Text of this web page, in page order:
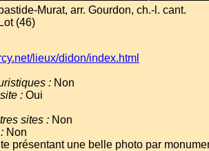
Murat, arr. Gourdon, ch.-l. cant.
(46)
lieux/didon/index.html
: Non
: Oui
sites : Non
Non
présentant une belle photo par